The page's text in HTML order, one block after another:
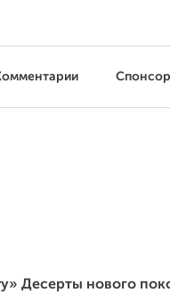
Десерты нового